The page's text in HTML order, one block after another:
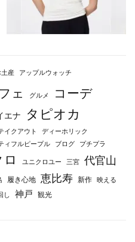
土産 アップルウォッチ
ェ グルメ コーデ
エナ タピオカ
イクアウト
ディーホリック
ィフルピープル ブログ プチプラ
ユニクロユー 三宮 代官山
履き心地 恵比寿 新作 映える
し 神戸 観光